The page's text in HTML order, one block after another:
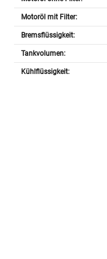
Motoröl mit Filter:
Bremsflüssigkeit:
Tankvolumen:
Kühlflüssigkeit: